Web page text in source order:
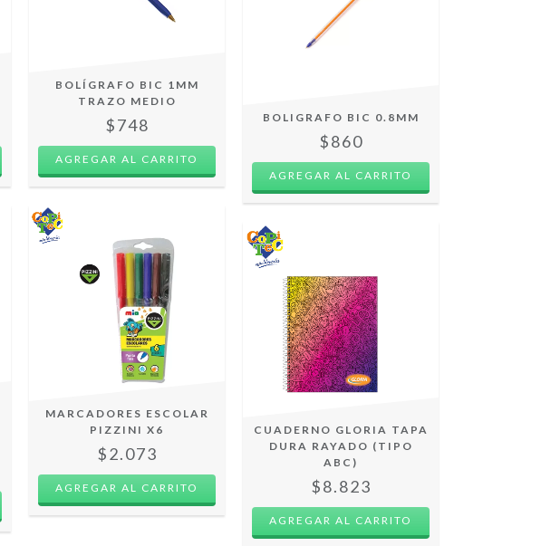
BOLÍGRAFO BIC 1MM
TRAZO MEDIO
$748
AGREGAR AL CARRITO
BOLIGRAFO BIC 0.8MM
$860
AGREGAR AL CARRITO
MARCADORES ESCOLAR
PIZZINI X6
$2.073
CUADERNO GLORIA TAPA
DURA RAYADO (TIPO
ABC)
$8.823